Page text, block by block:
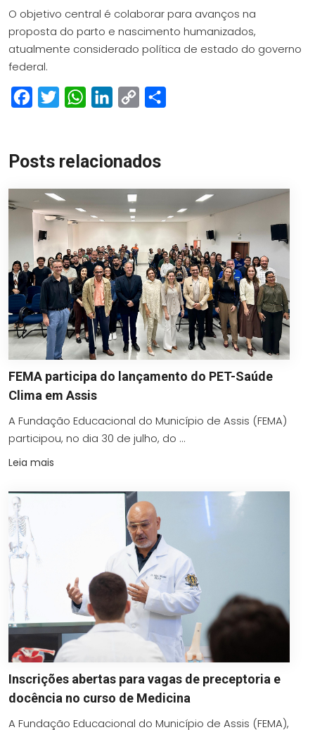
O objetivo central é colaborar para avanços na
proposta do parto e nascimento humanizados,
atualmente considerado política de estado do governo
federal.
FacebookTwitterWhatsAppLinkedIn
Copy
Posts relacionados
FEMA participa do lançamento do PET-Saúde
Clima em Assis
A Fundação Educacional do Município de Assis (FEMA)
participou, no dia 30 de julho, do ...
Leia mais
Inscrições abertas para vagas de preceptoria e
docência no curso de Medicina
A Fundação Educacional do Município de Assis (FEMA),